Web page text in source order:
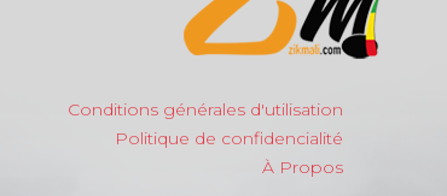
Conditions générales d'utilisation
Politique de confidencialité
À Propos